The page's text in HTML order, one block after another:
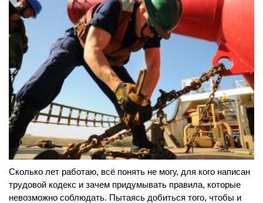
Сколько лет работаю, всё понять не могу, для кого написан
трудовой кодекс и зачем придумывать правила, которые
невозможно соблюдать. Пытаясь добиться того, чтобы и